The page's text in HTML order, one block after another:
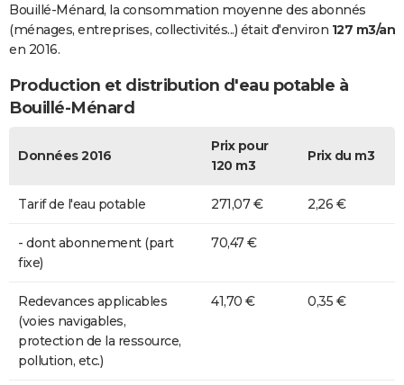
Bouillé-Ménard, la consommation moyenne des abonnés
(ménages, entreprises, collectivités...) était d'environ 127 m3/an
en 2016.
Production et distribution d'eau potable à
Bouillé-Ménard
Données 2016
Prix pour
120 m3
Prix du m3
Tarif de l'eau potable 271,07 € 2,26 €
- dont abonnement (part
fixe)
70,47 €
Redevances applicables
(voies navigables,
protection de la ressource,
pollution, etc.)
41,70 € 0,35 €